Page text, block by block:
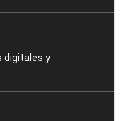
digitales y